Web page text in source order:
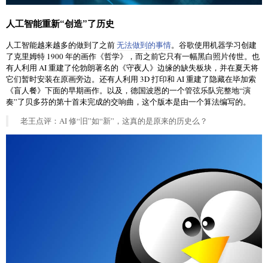
人工智能重新“创造”了历史
人工智能越来越多的做到了之前无法做到的事情。谷歌使用机器学习创建
了克里姆特 1900 年的画作《哲学》，而之前它只有一幅黑白照片传世。也
有人利用 AI 重建了伦勃朗著名的《守夜人》边缘的缺失板块，并在夏天将
它们暂时安装在原画旁边。还有人利用 3D 打印和 AI 重建了隐藏在毕加索
《盲人餐》下面的早期画作。以及，德国波恩的一个管弦乐队完整地“演
奏”了贝多芬的第十首未完成的交响曲，这个版本是由一个算法编写的。
老王点评：AI 修“旧”如“新”，这真的是原来的历史么？